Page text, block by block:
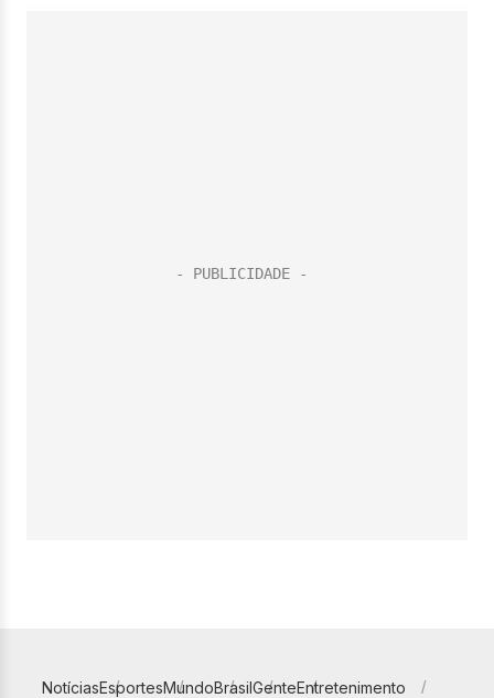
NotíciasEsportesMundoBrasilGenteEntretenimento